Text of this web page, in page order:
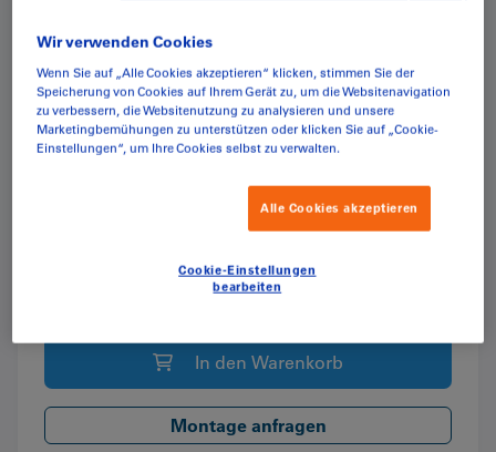
CHF52.95 (inkl. MwSt.)
Ab einer Warenkorb-Summe von CHF 350.00 ist die Lieferung
Menge:Rad
für
Stahlcontainer
In den Warenkorb
Montage anfragen
Wir verwenden Cookies
Wenn Sie auf „Alle Cookies akzeptieren“ klicken, stimmen Sie der
Speicherung von Cookies auf Ihrem Gerät zu, um die Websitenavigation
zu verbessern, die Websitenutzung zu analysieren und unsere
Marketingbemühungen zu unterstützen oder klicken Sie auf „Cookie-
Einstellungen“, um Ihre Cookies selbst zu verwalten.
Alle Cookies akzeptieren
Cookie-Einstellungen
bearbeiten